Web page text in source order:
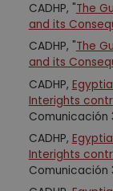
CADHP, "The
and its
CADHP, "The
and its
CADHP,
Interights
Comunicación
CADHP,
Interights
Comunicación